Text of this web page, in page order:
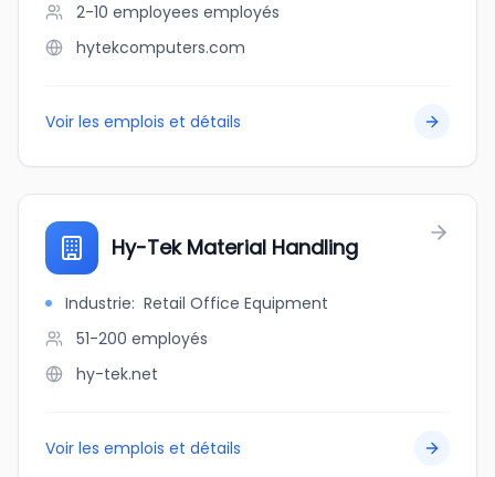
2-10 employees employés
hytekcomputers.com
Voir les emplois et détails
Hy-Tek Material Handling
Industrie: Retail Office Equipment
51-200 employés
hy-tek.net
Voir les emplois et détails